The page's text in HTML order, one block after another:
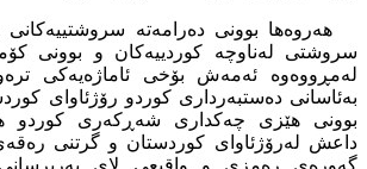
هەروەها بوونی دەرامەتە
سروشتی لەناوچە كوردییەكان و بوونی
لەمڕووەوە ئەمەش بۆخی ئاماژەیەكی ترەو
بەئاسانی دەستبەرداری كوردو رۆژئاوای
بوونی هێزی چەكداری شەڕكەری كوردو
داعش لەرۆژئاوای كوردستان و گرتنی رەقەی
گەورەی رەمزی و واقیعی لای